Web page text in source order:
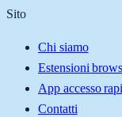
Sito
Chi siamo
Estensioni
App accesso
Contatti